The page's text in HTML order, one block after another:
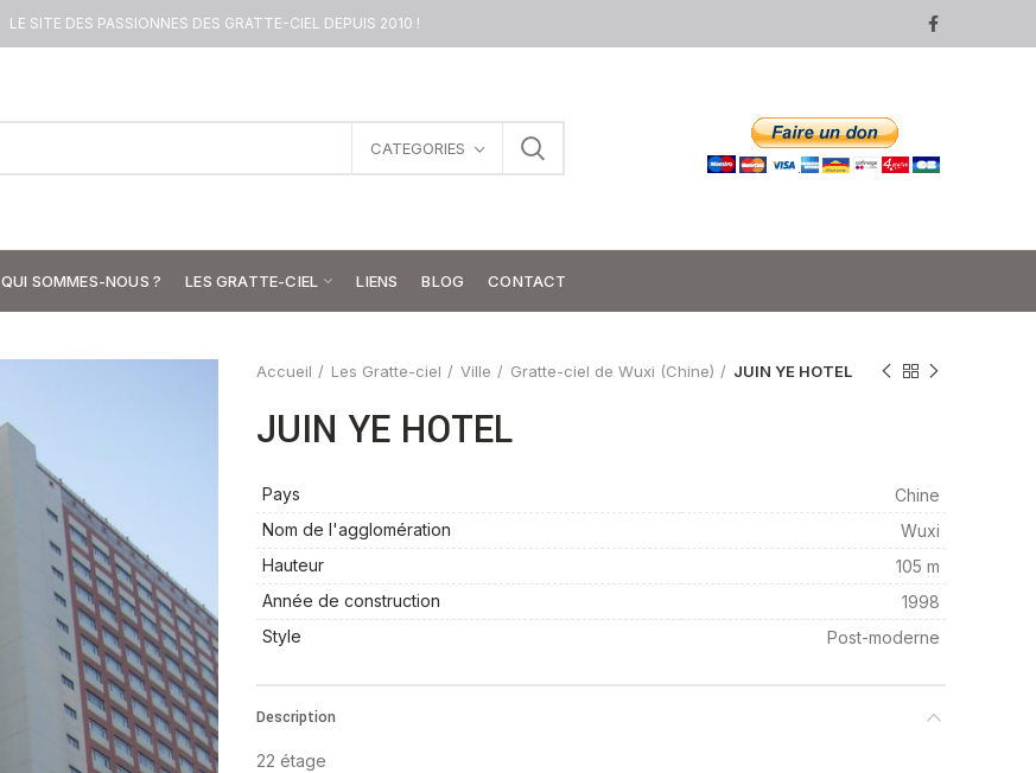
LE SITE DES PASSIONNES DES GRATTE-CIEL DEPUIS 2010 !
CATEGORIES
QUI SOMMES-NOUS ? LES GRATTE-CIEL LIENS BLOG CONTACT
Accueil Les Gratte-ciel Ville Gratte-ciel de Wuxi (Chine) JUIN YE HOTEL
JUIN YE HOTEL
Pays
Chine
Nom de l'agglomération
Wuxi
Hauteur
105 m
Année de construction
1998
Style
Post-moderne
Description
22 étage